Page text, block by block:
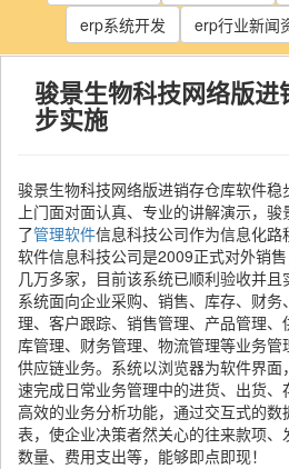
erp系统开发
erp行业新闻
骏景生物科技网络版
步实施
骏景生物科技网络版进销存仓库软件
上门面对面认真、专业的讲解演示，
了管理软件信息科技公司作为信息化
软件信息科技公司是2009正式对外销
几万多家，目前该系统已顺利验收并
系统面向企业采购、销售、库存、财
理、客户跟踪、销售管理、产品管理
库管理、财务管理、物流管理等业务
供应链业务。系统以浏览器为软件界
速完成日常业务管理中的进货、出货、
高效的业务分析功能，通过交互式的
表，使企业决策者然关心的往来款项
数量、费用支出等，能够即点即现！